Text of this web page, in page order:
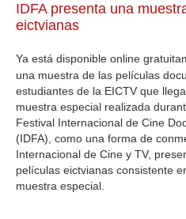
IDFA presenta una
eictvianas
Ya está disponible online
una muestra de las películas
estudiantes de la EICTV que
muestra especial realizada
Festival Internacional de Cine
(IDFA), como una forma de
Internacional de Cine y TV,
películas eictvianas consistente
muestra especial.